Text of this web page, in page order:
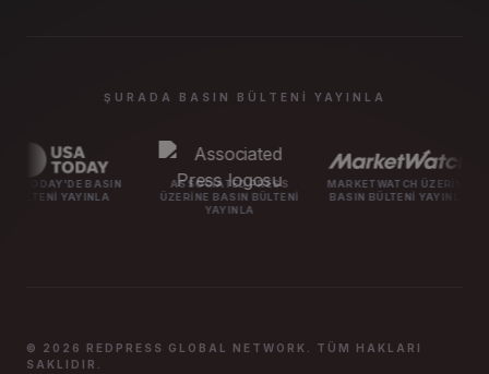
ŞURADA BASIN BÜLTENI YAYINLA
ASSOCIATED PRESS
ÜZERINE BASIN BÜLTENI
MARKETWATCH ÜZERINE
BASIN BÜLTENI YAYINLA
MASHABLE
BÜLTENI
© 2026 REDPRESS GLOBAL NETWORK. TÜM HAKLARI
SAKLIDIR.